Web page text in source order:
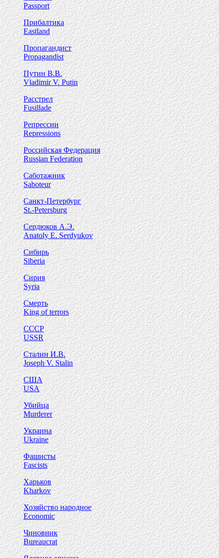
Passport
Прибалтика
Eastland
Пропагандист
Propagandist
Путин В.В.
Vladimir V. Putin
Расстрел
Fusillade
Репрессии
Repressions
Российская Федерация
Russian Federation
Саботажник
Saboteur
Санкт-Петербург
St.-Petersburg
Сердюков А.Э.
Anatoly E. Serdyukov
Сибирь
Siberia
Сирия
Syria
Смерть
King of terrors
СССР
USSR
Сталин И.В.
Joseph V. Stalin
США
USA
Убийца
Murderer
Украина
Ukraine
Фашисты
Fascists
Харьков
Kharkov
Хозяйство народное
Economic
Чиновник
Bureaucrat